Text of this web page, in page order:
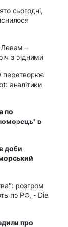
сьогодні,
Левам –
з рідними
перетворює
аналітики
по
в
доби
розгром
по РФ, - Die
про